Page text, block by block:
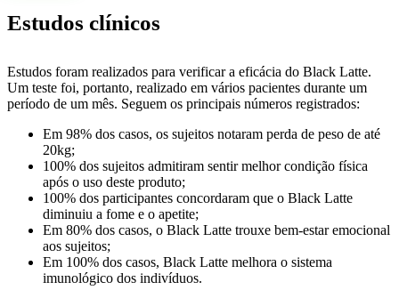
Estudos clínicos
Estudos foram realizados para verificar a eficácia do Black Latte.
Um teste foi, portanto, realizado em vários pacientes durante um
período de um mês. Seguem os principais números registrados:
Em 98% dos casos, os sujeitos notaram perda de peso de até
20kg;
100% dos sujeitos admitiram sentir melhor condição física
após o uso deste produto;
100% dos participantes concordaram que o Black Latte
diminuiu a fome e o apetite;
Em 80% dos casos, o Black Latte trouxe bem-estar emocional
aos sujeitos;
Em 100% dos casos, Black Latte melhora o sistema
imunológico dos indivíduos.